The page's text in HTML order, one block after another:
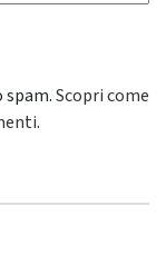
Scopri come
.